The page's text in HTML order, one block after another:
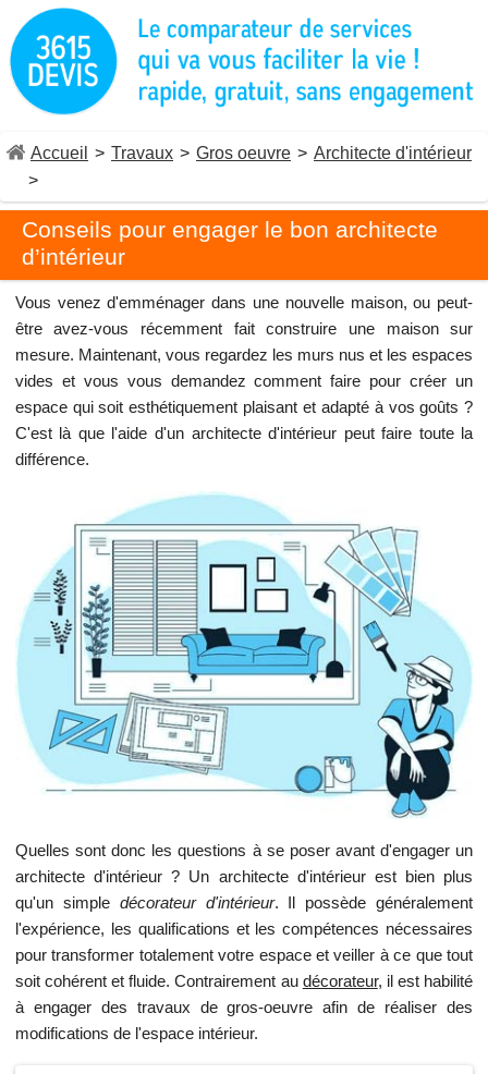
Accueil > Travaux > Gros oeuvre > Architecte d'intérieur
>
Conseils pour engager le bon architecte
d’intérieur
Vous venez d'emménager dans une nouvelle maison, ou peut-
être avez-vous récemment fait construire une maison sur
mesure. Maintenant, vous regardez les murs nus et les espaces
vides et vous vous demandez comment faire pour créer un
espace qui soit esthétiquement plaisant et adapté à vos goûts ?
C'est là que l'aide d'un architecte d'intérieur peut faire toute la
différence.
Quelles sont donc les questions à se poser avant d'engager un
architecte d'intérieur ? Un architecte d'intérieur est bien plus
qu'un simple décorateur d'intérieur. Il possède généralement
l'expérience, les qualifications et les compétences nécessaires
pour transformer totalement votre espace et veiller à ce que tout
soit cohérent et fluide. Contrairement au décorateur, il est habilité
à engager des travaux de gros-oeuvre afin de réaliser des
modifications de l'espace intérieur.